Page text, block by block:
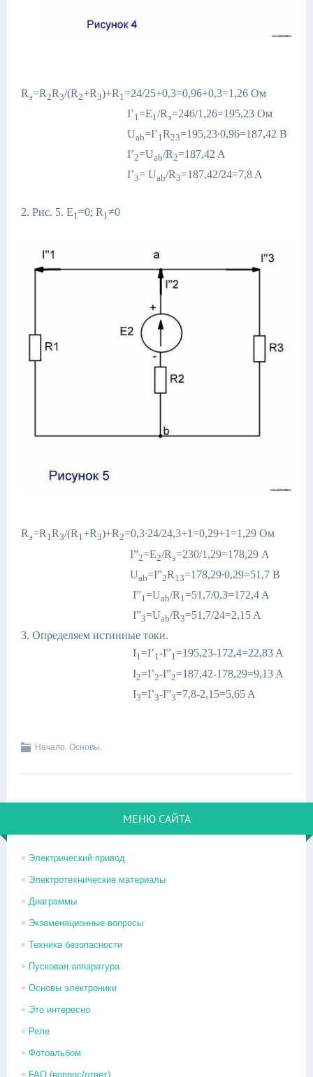
Rэ=R 2R3/(R 2+R3)+R 1 =24/25+0,3=0,96+0,3=1,26 Ом
I’1 =E1 /Rэ=246/1,26=195,23 Ом
Uab=I’1R23=195,23∙0,96=187,42 В
I’2=Uab/R2=187,42 A
I’3= Uab/R3=187,42/24=7,8 A
2. Рис. 5. E1 =0; R 1 ≠0
Rэ=R1R3/(R1+R3)+R2=0,3∙24/24,3+1=0,29+1=1,29 Ом
I”2=E2/Rэ=230/1,29=178,29 A
Uab=I”2R 13=178,29∙0,29=51,7 В
I”1=Uab/R 1=51,7/0,3=172,4 A
I”3=Uab/R3=51,7/24=2,15 A
3. Определяем истинные токи.
I1=I’1-I”1=195,23-172,4=22,83 A
I2=I’2-I”2=187,42-178,29=9,13 A
I3=I’3-I”3=7,8-2,15=5,65 A
Начало. Основы.
МЕНЮ САЙТА
Электрический привод
Электротехнические материалы
Диаграммы
Экзаменационные вопросы
Техника безопасности
Пусковая аппаратура
Основы электроники
Это интересно
Реле
Фотоальбом
FAQ (вопрос/ответ)